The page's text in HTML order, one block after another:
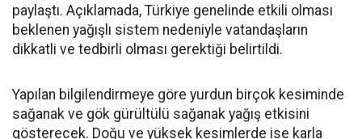
paylaştı. Açıklamada, Türkiye genelinde etkili olması
beklenen yağışlı sistem nedeniyle vatandaşların
dikkatli ve tedbirli olması gerektiği belirtildi.
Yapılan bilgilendirmeye göre yurdun birçok kesiminde
sağanak ve gök gürültülü sağanak yağış etkisini
gösterecek. Doğu ve yüksek kesimlerde ise karla